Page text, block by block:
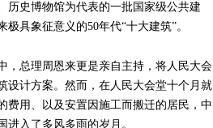
历史博物馆为代表的一批国家级公共建
具象征意义的50年代“十大建筑”。
，总理周恩来更是亲自主持，将人民大会
设计方案。然而，在人民大会堂十个月就
费用、以及安置因施工而搬迁的居民，中
入了多风多雨的岁月。